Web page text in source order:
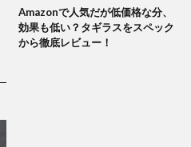
Amazonで人気だが低価格な分、
効果も低い？タギラスをスペック
から徹底レビュー！